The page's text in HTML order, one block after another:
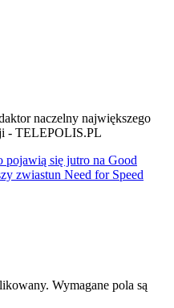
naczelny największego
- TELEPOLIS.PL
się jutro na Good
zwiastun Need for Speed
Wymagane pola są